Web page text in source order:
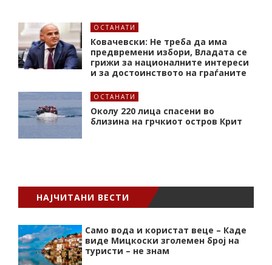
ОСТАНАТИ
Ковачевски: Не треба да има
предвремени избори, Владата се
грижи за националните интереси
и за достоинството на граѓаните
ОСТАНАТИ
Околу 220 лица спасени во
близина на грчкиот остров Крит
НАЈЧИТАНИ ВЕСТИ
Само вода и користат веце – Каде
виде Мицкоски зголемен број на
туристи – не знам